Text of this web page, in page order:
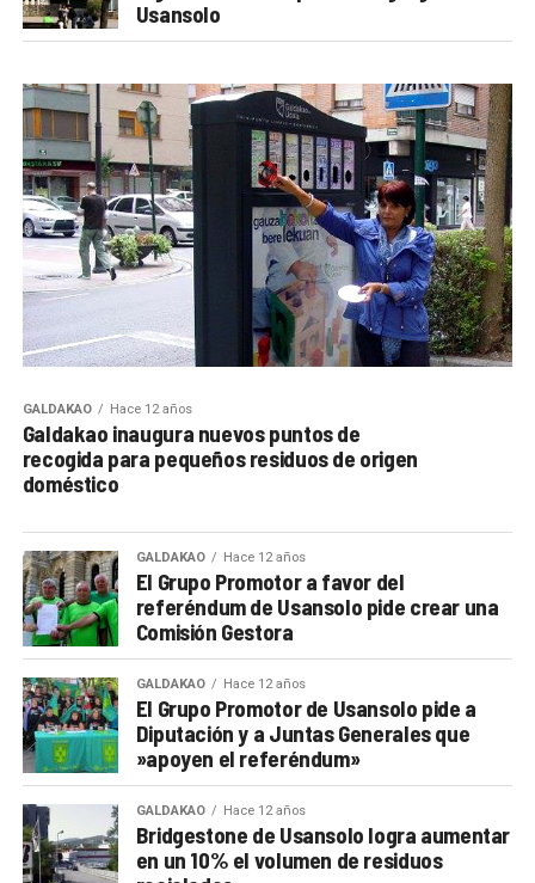
Usansolo
GALDAKAO Hace 12 años
Galdakao inaugura nuevos puntos de
recogida para pequeños residuos de origen
doméstico
GALDAKAO Hace 12 años
El Grupo Promotor a favor del
referéndum de Usansolo pide crear una
Comisión Gestora
GALDAKAO Hace 12 años
El Grupo Promotor de Usansolo pide a
Diputación y a Juntas Generales que
»apoyen el referéndum»
GALDAKAO Hace 12 años
Bridgestone de Usansolo logra aumentar
en un 10% el volumen de residuos